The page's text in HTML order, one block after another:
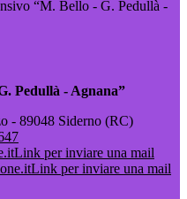
“M. Bello - G. Pedullà -
Pedullà - Agnana”
- 89048 Siderno (RC)
Link per inviare una mail
Link per inviare una mail